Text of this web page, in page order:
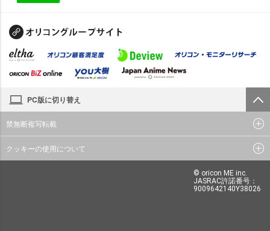
PC版に切り替え
禁無断複写転載
クッキーの使用について
© oricon ME inc.
JASRAC許諾番号：
9009642140Y38026